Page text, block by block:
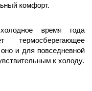
комфорт.
время года
термосберегающее
и для повседневной